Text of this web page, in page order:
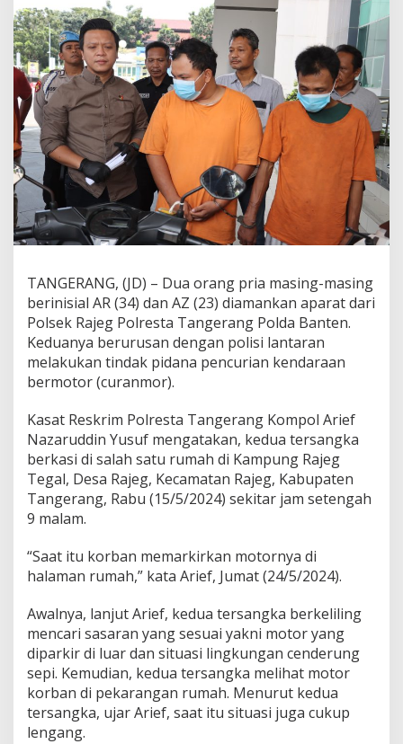
y
a
n
g
T
e
r
p
a
r
i
r
D
e
a
n
R
u
m
a
,
P
r
i
a
D
i
k
k
o
l
i
i
TANGERANG, (JD) – Dua orang pria masing-masing
berinisial AR (34) dan AZ (23) diamankan aparat dari
Polsek Rajeg Polresta Tangerang Polda Banten.
Keduanya berurusan dengan polisi lantaran
melakukan tindak pidana pencurian kendaraan
bermotor (curanmor).
Kasat Reskrim Polresta Tangerang Kompol Arief
Nazaruddin Yusuf mengatakan, kedua tersangka
berkasi di salah satu rumah di Kampung Rajeg
Tegal, Desa Rajeg, Kecamatan Rajeg, Kabupaten
Tangerang, Rabu (15/5/2024) sekitar jam setengah
9 malam.
“Saat itu korban memarkirkan motornya di
halaman rumah,” kata Arief, Jumat (24/5/2024).
Awalnya, lanjut Arief, kedua tersangka berkeliling
mencari sasaran yang sesuai yakni motor yang
diparkir di luar dan situasi lingkungan cenderung
sepi. Kemudian, kedua tersangka melihat motor
korban di pekarangan rumah. Menurut kedua
tersangka, ujar Arief, saat itu situasi juga cukup
lengang.